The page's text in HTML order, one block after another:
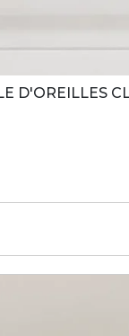
D'OREILLES